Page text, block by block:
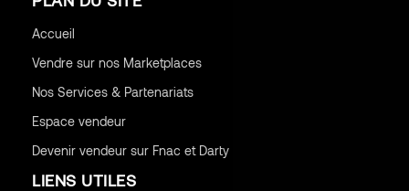
Accueil
Vendre sur nos Marketplaces
Nos Services & Partenariats
Espace vendeur
Devenir vendeur sur Fnac et Darty
LIENS UTILES